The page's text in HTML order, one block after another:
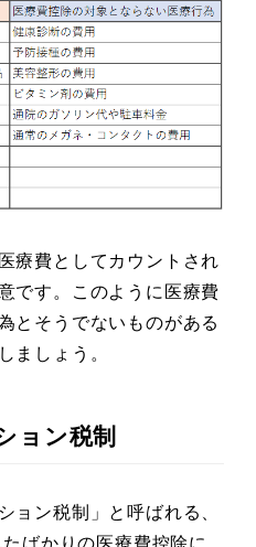
療費としてカウントされ
です。このように医療費
とそうでないものがある
ましょう。
ョン税制
ョン税制」と呼ばれる、